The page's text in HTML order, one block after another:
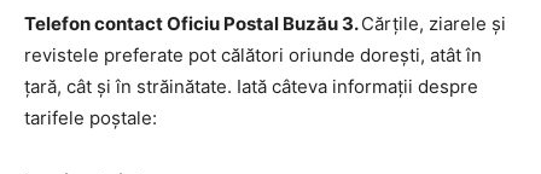
Telefon contact Oficiu Postal Buzău 3.Cărțile, ziarele și
revistele preferate pot călători oriunde dorești, atât în
țară, cât și în străinătate. Iată câteva informații despre
tarifele poștale: